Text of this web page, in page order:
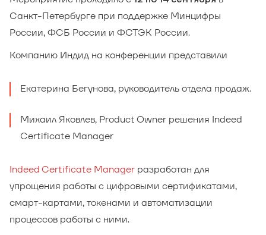
Санкт-Петербурге при поддержке Минцифры
России, ФСБ России и ФСТЭК России.
Компанию Индид на конференции представили
Екатерина Бегунова, руководитель отдела продаж.
Михаил Яковлев, Product Owner решения Indeed
Certificate Manager
Indeed Certificate Manager разработан для
упрощения работы с цифровыми сертификатами,
смарт-картами, токенами и автоматизации
процессов работы с ними.